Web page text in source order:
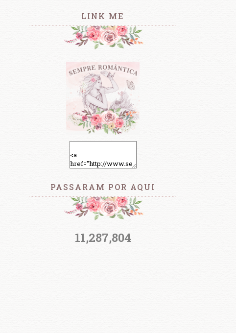
LINK ME
PASSARAM POR AQUI
11,287,804